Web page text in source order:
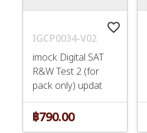
favorite_border
IGCP0034-V02
imock Digital SAT
R&W Test 2 (for
pack only) updat
฿790.00